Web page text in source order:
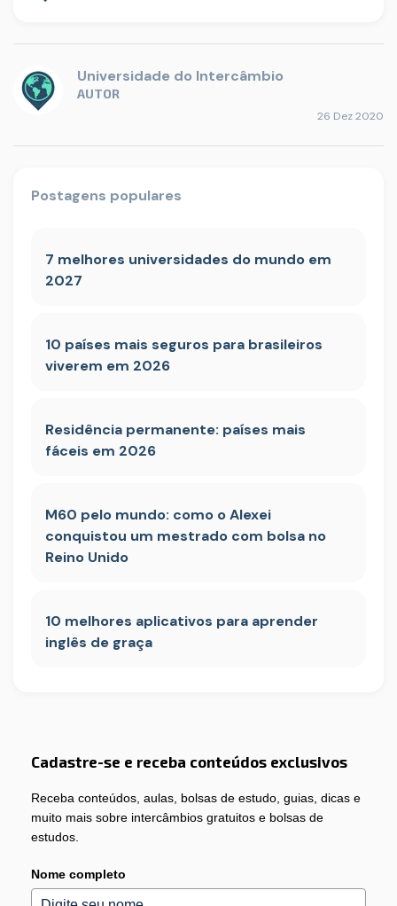
Universidade do Intercâmbio
AUTOR
26 Dez 2020
Postagens populares
7 melhores universidades do mundo em
2027
10 países mais seguros para brasileiros
viverem em 2026
Residência permanente: países mais
fáceis em 2026
M60 pelo mundo: como o Alexei
conquistou um mestrado com bolsa no
Reino Unido
10 melhores aplicativos para aprender
inglês de graça
Cadastre-se e receba conteúdos exclusivos
Receba conteúdos, aulas, bolsas de estudo, guias, dicas e
muito mais sobre intercâmbios gratuitos e bolsas de
estudos.
Nome completo